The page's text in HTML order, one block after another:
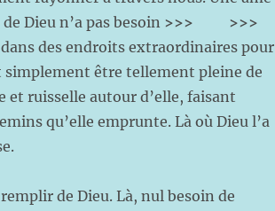
Dieu n’a pas besoin >>>
>>>
des endroits extraordinaires pour
simplement être tellement pleine de
et ruisselle autour d’elle, faisant
qu’elle emprunte. Là où Dieu l’a
de Dieu. Là, nul besoin de